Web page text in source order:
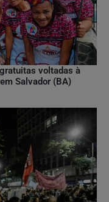
voltadas à
Salvador (BA)